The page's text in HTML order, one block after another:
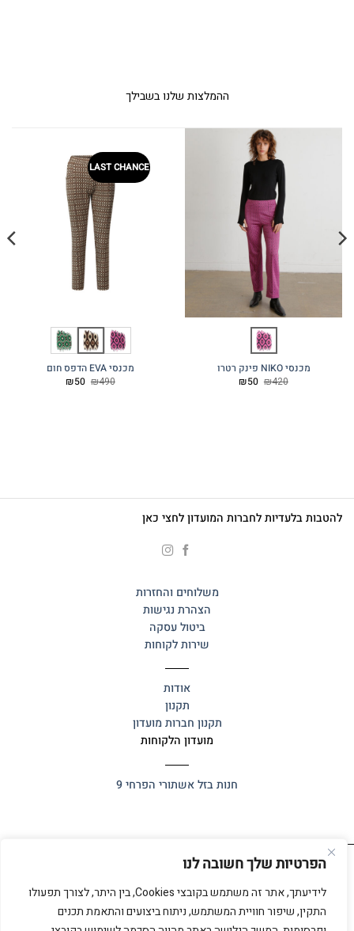
הפרטיות שלך חשובה לנו
לידיעתך, אתר זה משתמש בקובצי Cookies, בין היתר, לצורך תפעולו
התקין, שיפור חוויית המשתמש, ניתוח ביצועים והתאמת תכנים
ההמלצות שלנו בשבילך
מכנסי NIKO פינק רטרו
₪420 המחיר
₪50 המחיר
LAST CHANCE
מכנסי EVA הדפס חום
₪490 המחיר
₪50 המחיר
להטבות בלעדיות לחברות המועדון לחצי כאן
משלוחים והחזרות
הצהרת נגישות
ביטול עסקה
שירות לקוחות
אודות
תקנון
תקנון חברות מועדון
מועדון הלקוחות
חנות בזלאשתורי הפרחי 9
כל הזכויות שמורות 2025 © אלף אלף